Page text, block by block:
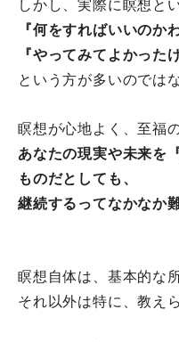
しかし、実際に瞑想と
『何をすればいいのか
『やってみてよかった
という方が多いのでは
瞑想が心地よく、至福
あなたの現実や未来を
ものだとしても、
継続するってなかなか
瞑想自体は、基本的な
それ以外は特に、教え